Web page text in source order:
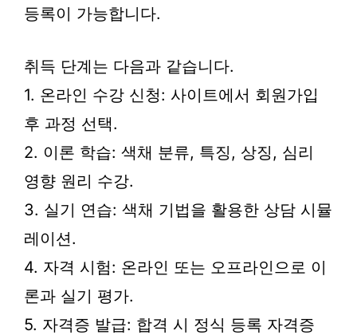
등록이 가능합니다.
취득 단계는 다음과 같습니다.
1. 온라인 수강 신청: 사이트에서 회원가입
후 과정 선택.
2. 이론 학습: 색채 분류, 특징, 상징, 심리
영향 원리 수강.
3. 실기 연습: 색채 기법을 활용한 상담 시뮬
레이션.
4. 자격 시험: 온라인 또는 오프라인으로 이
론과 실기 평가.
5. 자격증 발급: 합격 시 정식 등록 자격증